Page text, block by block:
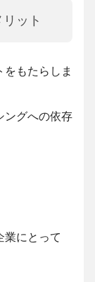
ット
もたらしま
ングへの依存
業にとって